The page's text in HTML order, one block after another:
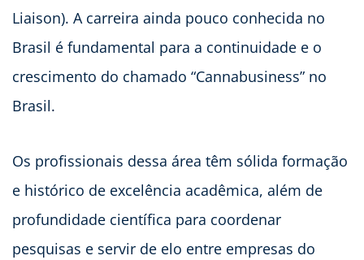
Liaison). A carreira ainda pouco conhecida no
Brasil é fundamental para a continuidade e o
crescimento do chamado “Cannabusiness” no
Brasil.
Os profissionais dessa área têm sólida formação
e histórico de excelência acadêmica, além de
profundidade científica para coordenar
pesquisas e servir de elo entre empresas do